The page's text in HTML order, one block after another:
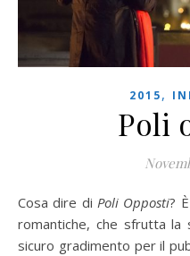
2015,
Poli
Cosa dire di Poli Opposti?
romantiche, che sfrutta la
sicuro gradimento per il